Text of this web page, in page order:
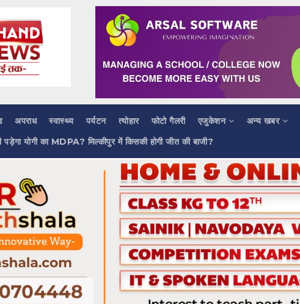
अपराध स्वास्थ्य पर्यटन त्योहार फोटो गैलरी एजुकेशन अन्य खबर
योगी का MDPA? मिल्कीपुर में किसकी होगी जीत की बाजी?